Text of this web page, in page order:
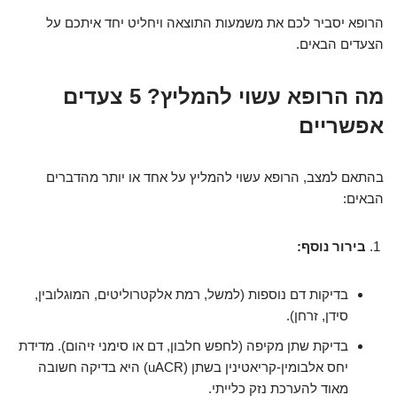
הרופא יסביר לכם את משמעות התוצאה ויחליט יחד איתכם על
הצעדים הבאים.
מה הרופא עשוי להמליץ? 5 צעדים
אפשריים
בהתאם למצב, הרופא עשוי להמליץ על אחד או יותר מהדברים
הבאים:
בירור נוסף:
בדיקות דם נוספות (למשל, רמת אלקטרוליטים, המוגלובין,
סידן, זרחן).
בדיקת שתן מקיפה (לחפש חלבון, דם או סימני זיהום). מדידת
יחס אלבומין-קריאטינין בשתן (uACR) היא בדיקה חשובה
מאוד להערכת נזק כלייתי.